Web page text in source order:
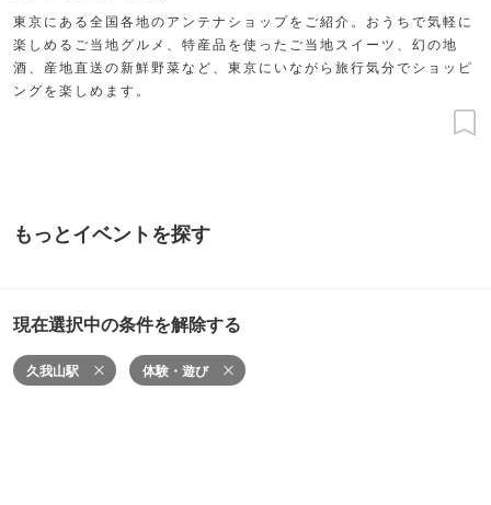
東京にある全国各地のアンテナショップをご紹介。おうちで気軽に
楽しめるご当地グルメ、特産品を使ったご当地スイーツ、幻の地
酒、産地直送の新鮮野菜など、東京にいながら旅行気分でショッピ
ングを楽しめます。
もっとイベントを探す
現在選択中の条件を解除する
久我山駅 体験・遊び